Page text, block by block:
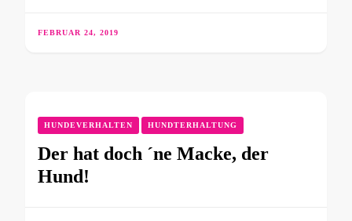
FEBRUAR 24, 2019
HUNDEVERHALTEN HUNDTERHALTUNG
Der hat doch ´ne Macke, der
Hund!